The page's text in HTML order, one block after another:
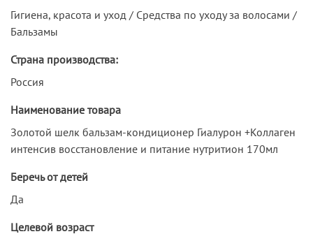
Гигиена, красота и уход / Средства по уходу за волосами /
Бальзамы
Страна производства:
Россия
Наименование товара
Золотой шелк бальзам-кондиционер Гиалурон +Коллаген
интенсив восстановление и питание нутритион 170мл
Беречь от детей
Да
Целевой возраст